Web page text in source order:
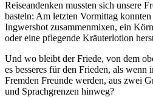
Reiseandenken mussten sich unsere
basteln: Am letzten Vormittag
Ingwershot zusammenmixen, ein
oder eine pflegende Kräuterlotion
Und wo bleibt der Friede, von dem
es besseres für den Frieden, als
Fremden Freunde werden, aus zwei
und Sprachgrenzen hinweg?